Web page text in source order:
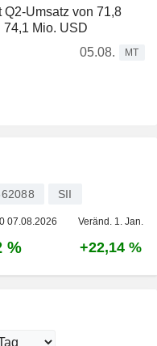
Q2-Umsatz von 71,8
74,1 Mio. USD
05.08.
MT
SII
07.08.2026 Veränd. 1. Jan.
% +22,14 %